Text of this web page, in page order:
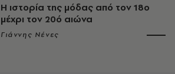
Η ιστορία της μόδας από τον 18ο
μέχρι τον 20ό αιώνα
Γιάννης Νένες